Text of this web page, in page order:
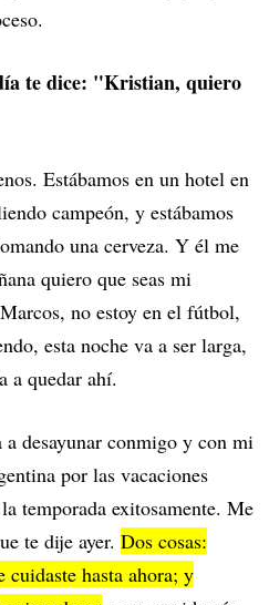
te dice: "Kristian, quiero
Estábamos en un hotel en
campeón, y estábamos
una cerveza. Y él me
quiero que seas mi
no estoy en el fútbol,
esta noche va a ser larga,
a quedar ahí.
desayunar conmigo y con mi
por las vacaciones
temporada exitosamente. Me
te dije ayer. Dos cosas:
hasta ahora; y